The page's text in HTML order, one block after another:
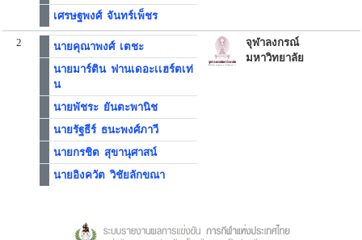
เศรษฐพงศ์ จันทร์เพ็ชร
2
นายคุณาพงศ์ เตชะ
นายมาร์ติน ฟานเดอะเเฮร์ตเท่
น
นายพัชระ ยันตะพานิช
นายรัฐธีร์ ธนะพงศ์ภาวี
นายกรชิต สุขานุศาสน์
นายอิงควัต วิชัยลักขณา
จุฬาลงกรณ์
มหาวิทยาลัย